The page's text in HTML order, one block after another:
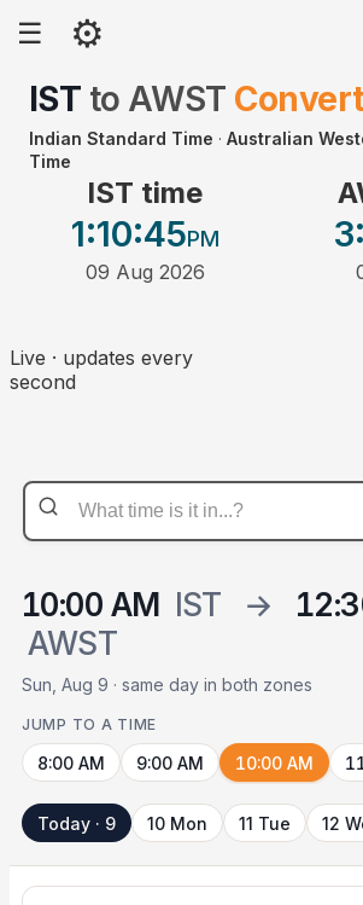
☰ ⚙
IST to AWST
Indian Standard Time · Australian
Time
IST time
1:10:45PM
09 Aug 2026
Live · updates every
second
10:00 AM IST →
AWST
Sun, Aug 9 · same day in both zones
JUMP TO A TIME
8:00 AM 9:00 AM 10:00 AM
Today · 9 10 Mon 11 Tue 12